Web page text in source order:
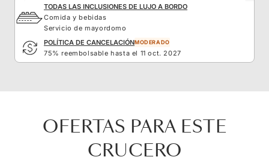
TODAS LAS INCLUSIONES DE LUJO A BORDO
Comida y bebidas
Servicio de mayordomo
POLÍTICA DE CANCELACIÓNMODERADO
75% reembolsable hasta el 11 oct. 2027
OFERTAS PARA ESTE
CRUCERO